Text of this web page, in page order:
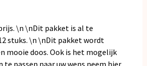
\n \nDit pakket is al te
stuks. \n \nDit pakket wordt
mooie doos. Ook is het mogelijk